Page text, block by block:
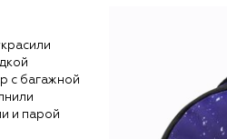
с багажной
и парой